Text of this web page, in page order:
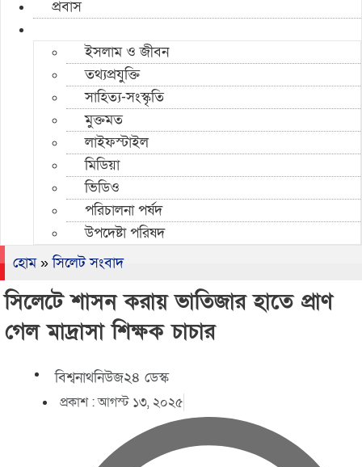
প্রবাস
ইসলাম ও জীবন
তথ্যপ্রযুক্তি
সাহিত্য-সংস্কৃতি
মুক্তমত
লাইফস্টাইল
মিডিয়া
ভিডিও
পরিচালনা পর্ষদ
উপদেষ্টা পরিষদ
হোম»সিলেট সংবাদ
সিলেটে শাসন করায় ভাতিজার হাতে প্রাণ
গেল মাদ্রাসা শিক্ষক চাচার
বিশ্বনাথনিউজ২৪ ডেস্ক
প্রকাশ :আগস্ট ১৩, ২০২৫